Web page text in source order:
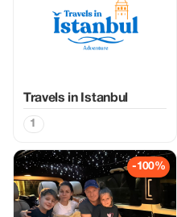
Travels in Istanbul
1
-100%